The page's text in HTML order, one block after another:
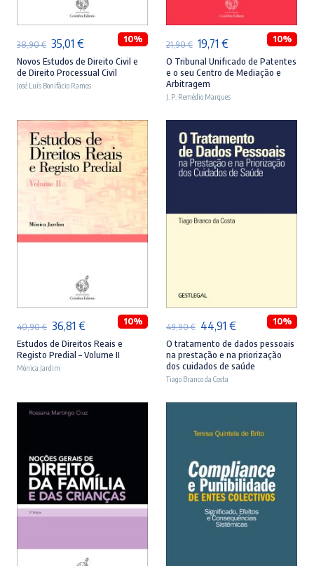
38,90€ O
preço
original
38,90 €.
35,01 €O
preço
atual
35,01 €.
10%
Novos Estudos de Direito Civil e
de Direito Processual Civil
José Luís Bonifácio Ramos
21,90€ O
preço
original
era:
21,90 €.
19,71 €O
preço
atual
é:
19,71 €.
10%
O Tribunal Unificado de Patentes
e o seu Centro de Mediação e
Arbitragem
J. P. Remédio Marques
ADICIONAR
40,90€ O
preço
original
40,90 €.
36,81 €O
preço
atual
36,81 €.
10%
Estudos de Direitos Reais e
Registo Predial – Volume II
Mónica Jardim
49,90€ O
preço
original
era:
49,90 €.
44,91 €O
preço
atual
44,91 €.
10%
O tratamento de dados pessoais
na prestação e na priorização
dos cuidados de saúde
Tiago Branco da Costa
ADICIONAR